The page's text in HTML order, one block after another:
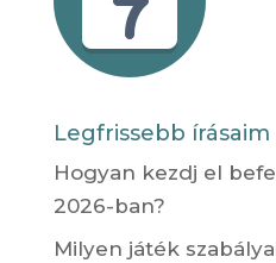
Legfrissebb írásaim
Hogyan kezdj el
2026-ban?
Milyen játék